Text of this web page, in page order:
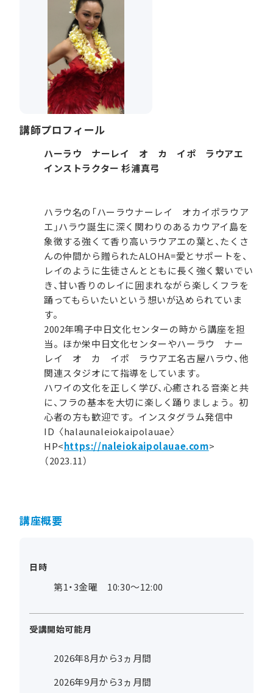
講師プロフィール
ハーラウ ナーレイ オ カ イポ ラウアエ
インストラクター 杉浦真弓
ハラウ名の「ハーラウナーレイ オカイポラウア
エ」ハラウ誕生に深く関わりのあるカウアイ島を
象徴する強くて香り高いラウアエの葉と、たくさ
んの仲間から贈られたALOHA=愛とサポートを、
レイのように生徒さんとともに長く強く繋いでい
き、甘い香りのレイに囲まれながら楽しくフラを
踊ってもらいたいという想いが込められていま
す。
2002年鳴子中日文化センターの時から講座を担
当。ほか栄中日文化センターやハーラウ ナー
レイ オ カ イポ ラウアエ名古屋ハラウ、他
関連スタジオにて指導をしています。
ハワイの文化を正しく学び、心癒される音楽と共
に、フラの基本を大切に楽しく踊りましょう。初
心者の方も歓迎です。インスタグラム発信中
ID〈halaunaleiokaipolauae〉
HP<https://naleiokaipolauae.com>
（2023.11）
講座概要
日時
第1・3金曜 10:30～12:00
受講開始可能月
2026年8月から3ヵ月間
2026年9月から3ヵ月間